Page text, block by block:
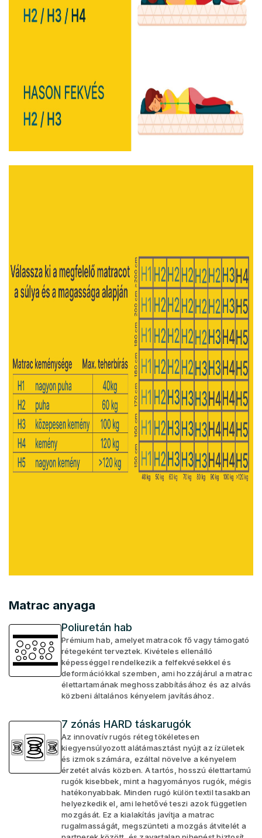
Matrac anyaga
Poliuretán hab
Prémium hab, amelyet matracok fő vagy támogató
rétegeként terveztek. Kivételes ellenálló
képességgel rendelkezik a felfekvésekkel és
deformációkkal szemben, ami hozzájárul a matrac
élettartamának meghosszabbításához és az alvás
közbeni általános kényelem javításához.
7 zónás HARD táskarugók
Az innovatív rugós réteg tökéletesen
kiegyensúlyozott alátámasztást nyújt az ízületek
és izmok számára, ezáltal növelve a kényelem
érzetét alvás közben. A tartós, hosszú élettartamú
rugók kisebbek, mint a hagyományos rugók, mégis
hatékonyabbak. Minden rugó külön textil tasakban
helyezkedik el, ami lehetővé teszi azok független
mozgását. Ez a kialakítás javítja a matrac
rugalmasságát, megszünteti a mozgás átvitelét a